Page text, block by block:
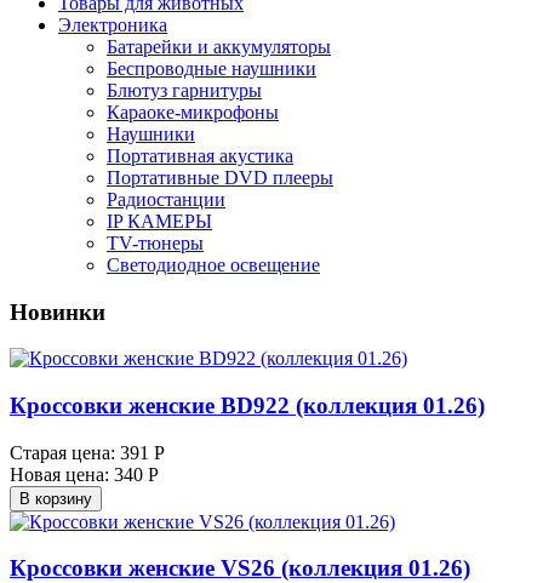
Электроника
Батарейки и аккумуляторы
Беспроводные наушники
Блютуз гарнитуры
Караоке-микрофоны
Наушники
Портативная акустика
Портативные DVD плееры
Радиостанции
IP КАМЕРЫ
TV-тюнеры
Светодиодное освещение
Новинки
Кроссовки женские BD922 (коллекция 01.26)
Старая цена: 391 Р
Новая цена: 340 Р
В корзину
Кроссовки женские VS26 (коллекция 01.26)